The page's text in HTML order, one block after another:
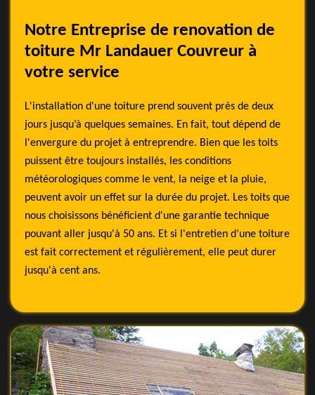
Notre Entreprise de renovation de
toiture Mr Landauer Couvreur à
votre service
L'installation d'une toiture prend souvent près de deux
jours jusqu’à quelques semaines. En fait, tout dépend de
l'envergure du projet à entreprendre. Bien que les toits
puissent être toujours installés, les conditions
météorologiques comme le vent, la neige et la pluie,
peuvent avoir un effet sur la durée du projet. Les toits que
nous choisissons bénéficient d'une garantie technique
pouvant aller jusqu'à 50 ans. Et si l'entretien d’une toiture
est fait correctement et régulièrement, elle peut durer
jusqu'à cent ans.